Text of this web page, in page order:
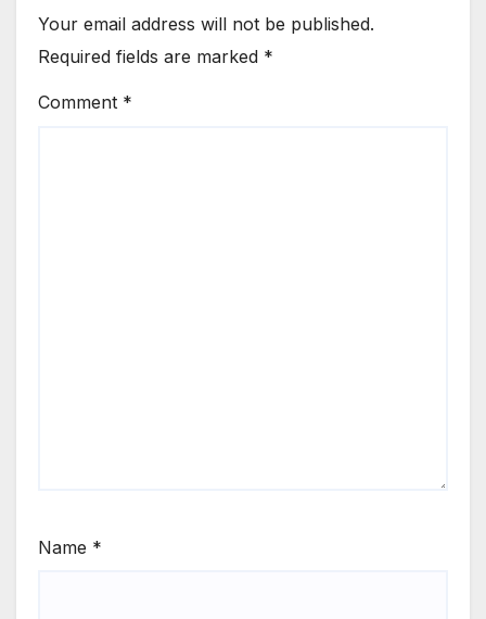
Your email address will not be published.
Required fields are marked *
Comment *
Name *